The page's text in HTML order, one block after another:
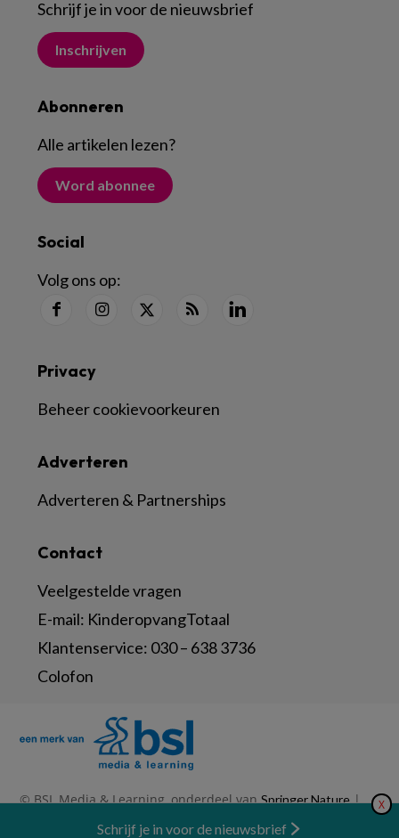
Schrijf je in voor de nieuwsbrief
Inschrijven
Abonneren
Alle artikelen lezen?
Word abonnee
Social
Volg ons op:
Contact
Veelgestelde vragen
E-mail: KinderopvangTotaal
Klantenservice: 030 – 638 3736
Colofon
Adverteren
Adverteren & Partnerships
Privacy
Beheer cookievoorkeuren
© BSL Media & Learning, onderdeel vanSpringer Nature| X
Schrijf je in voor de nieuwsbrief
Nieuwsbrief Abonneren